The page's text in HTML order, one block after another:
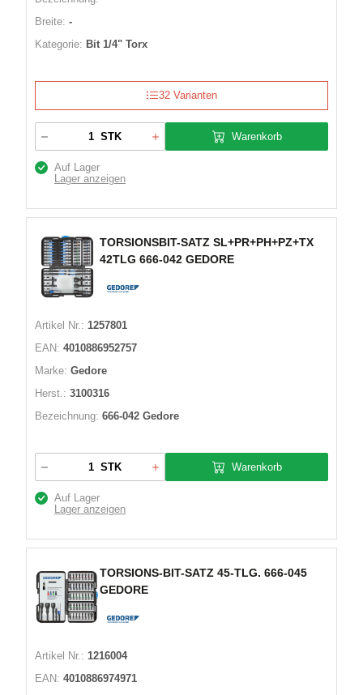
Breite: -
Kategorie: Bit 1/4" Torx
32 Varianten
STK Warenkorb
Auf Lager
Lager anzeigen
TORSIONSBIT-SATZ SL+PR+PH+PZ+TX
42TLG 666-042 GEDORE
Artikel Nr.: 1257801
EAN: 4010886952757
Marke: Gedore
Herst.: 3100316
Bezeichnung: 666-042 Gedore
STK Warenkorb
Auf Lager
Lager anzeigen
TORSIONS-BIT-SATZ 45-TLG. 666-045
GEDORE
Artikel Nr.: 1216004
EAN: 4010886974971